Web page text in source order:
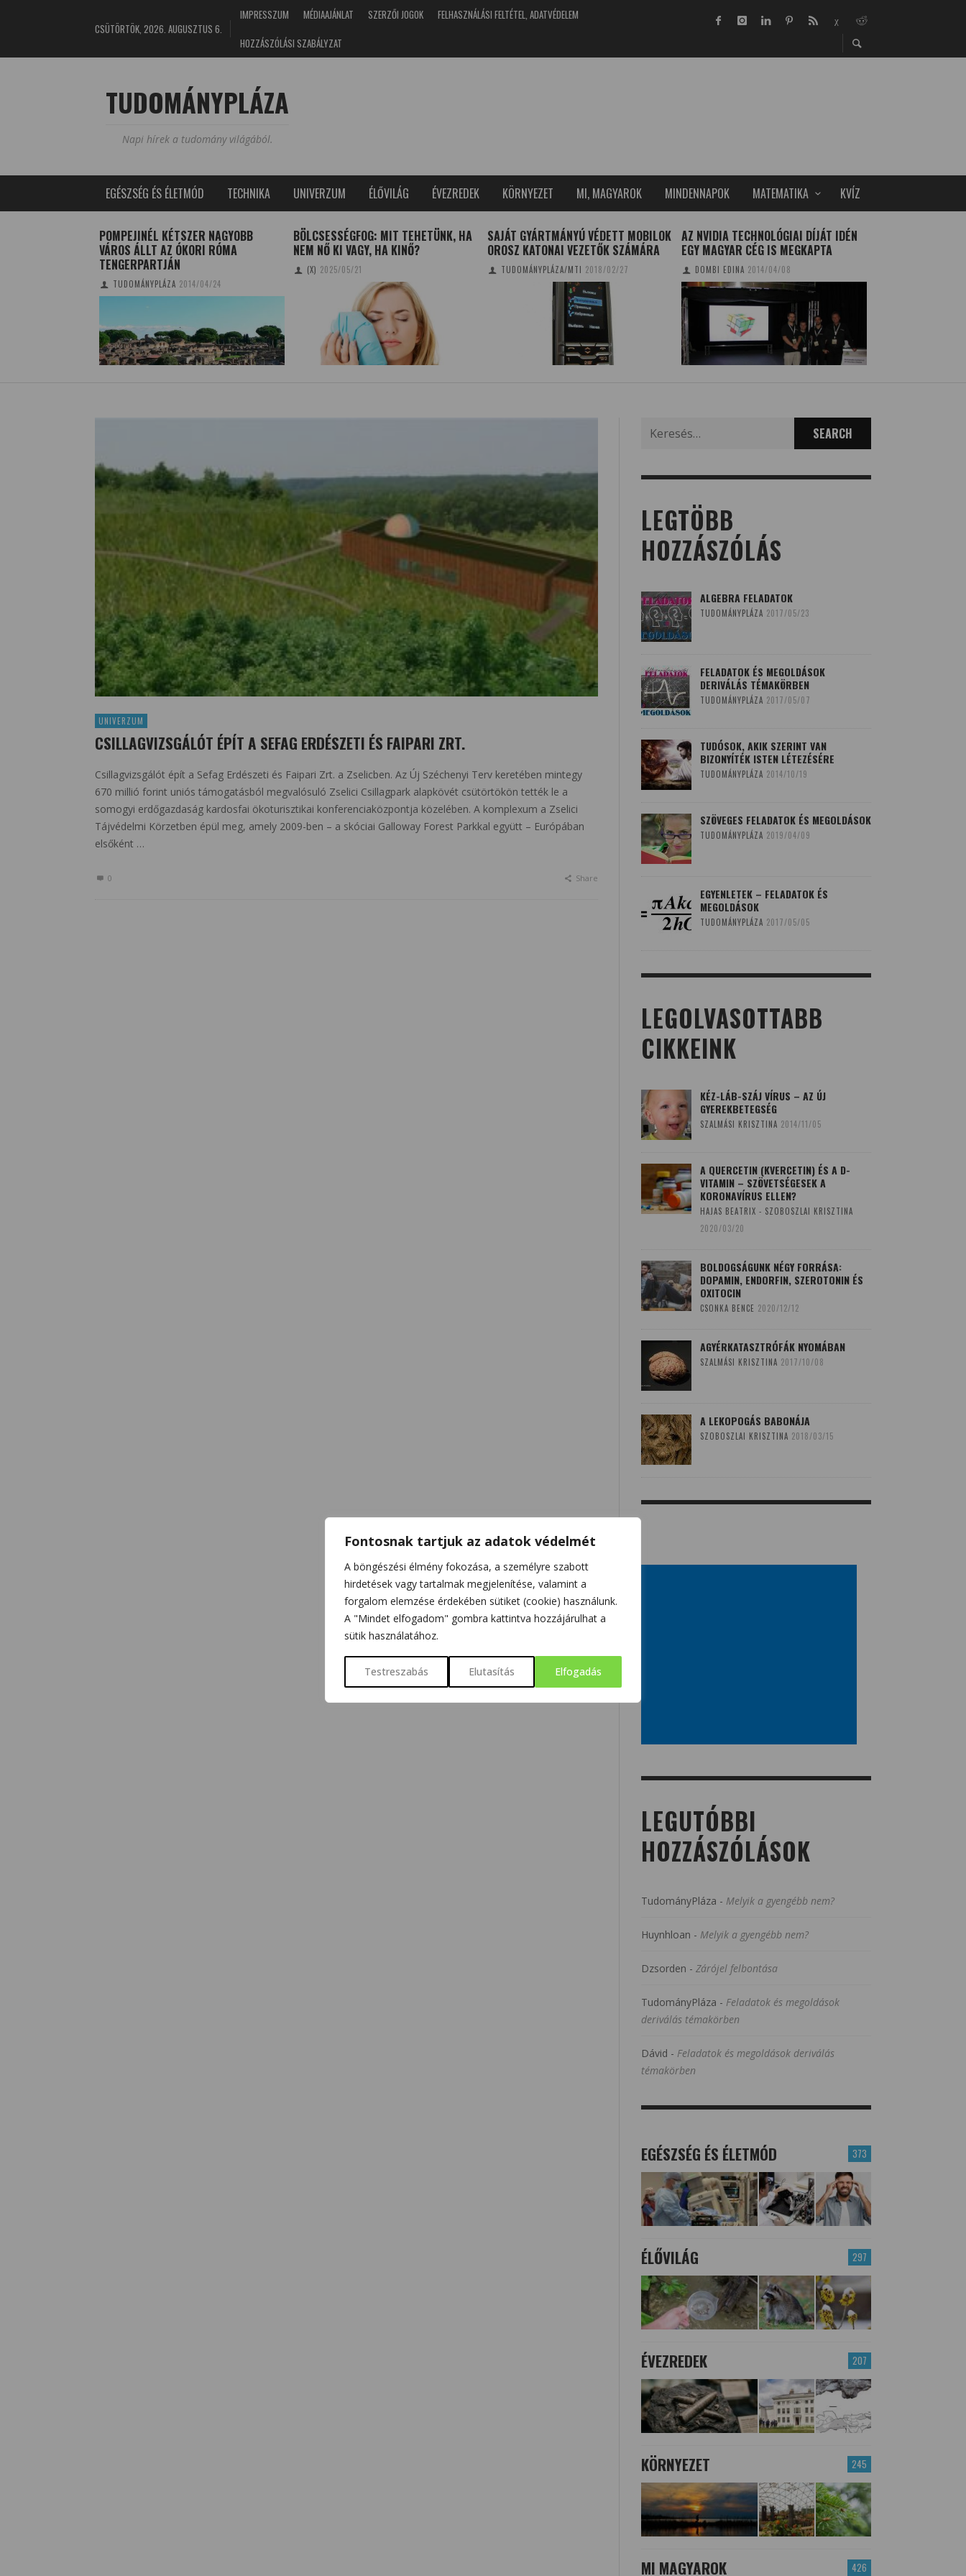
Fontosnak tartjuk az adatok védelmét
A böngészési élmény fokozása, a személyre szabott
hirdetések vagy tartalmak megjelenítése, valamint a
forgalom elemzése érdekében sütiket (cookie) használunk.
A "Mindet elfogadom" gombra kattintva hozzájárulhat a
sütik használatához.
Testreszabás Elutasítás Elfogadás
CSÜTÖRTÖK, 2026. AUGUSZTUS 6.
IMPRESSZUM MÉDIAAJÁNLAT SZERZŐI JOGOK
FELHASZNÁLÁSI FELTÉTEL, ADATVÉDELEM
HOZZÁSZÓLÁSI SZABÁLYZAT
TUDOMÁNYPLÁZA
Napi hírek a tudomány világából.
EGÉSZSÉG ÉS ÉLETMÓD TECHNIKA UNIVERZUM ÉLŐVILÁG ÉVEZREDEK KÖRNYEZET MI, MAGYAROK MINDENNAPOK MATEMATIKA KVÍZ
POMPEJINÉL KÉTSZER NAGYOBB
VÁROS ÁLLT AZ ÓKORI RÓMA
TENGERPARTJÁN
TUDOMÁNYPLÁZA 2014/04/24
BÖLCSESSÉGFOG: MIT TEHETÜNK, HA
NEM NŐ KI VAGY, HA KINŐ?
(X) 2025/05/21
SAJÁT GYÁRTMÁNYÚ VÉDETT MOBILOK
OROSZ KATONAI VEZETŐK SZÁMÁRA
TUDOMÁNYPLÁZA/MTI 2018/02/27
AZ NVIDIA TECHNOLÓGIAI DÍJÁT IDÉN
EGY MAGYAR CÉG IS MEGKAPTA
DOMBI EDINA 2014/04/08
UNIVERZUM
CSILLAGVIZSGÁLÓT ÉPÍT A SEFAG ERDÉSZETI ÉS FAIPARI ZRT.
Csillagvizsgálót épít a Sefag Erdészeti és Faipari Zrt. a Zselicben. Az Új Széchenyi Terv keretében mintegy
670 millió forint uniós támogatásból megvalósuló Zselici Csillagpark alapkövét csütörtökön tették le a
somogyi erdőgazdaság kardosfai ökoturisztikai konferenciaközpontja közelében. A komplexum a Zselici
Tájvédelmi Körzetben épül meg, amely 2009-ben – a skóciai Galloway Forest Parkkal együtt – Európában
elsőként …
0 Share
for:
LEGTÖBB
HOZZÁSZÓLÁS
ALGEBRA FELADATOK
TUDOMÁNYPLÁZA 2017/05/23
FELADATOK ÉS MEGOLDÁSOK
DERIVÁLÁS TÉMAKÖRBEN
TUDOMÁNYPLÁZA 2017/05/07
TUDÓSOK, AKIK SZERINT VAN
BIZONYÍTÉK ISTEN LÉTEZÉSÉRE
TUDOMÁNYPLÁZA 2014/10/19
SZÖVEGES FELADATOK ÉS MEGOLDÁSOK
TUDOMÁNYPLÁZA 2019/04/09
EGYENLETEK – FELADATOK ÉS
MEGOLDÁSOK
TUDOMÁNYPLÁZA 2017/05/05
LEGOLVASOTTABB
CIKKEINK
KÉZ-LÁB-SZÁJ VÍRUS – AZ ÚJ
GYEREKBETEGSÉG
SZALMÁSI KRISZTINA 2014/11/05
A QUERCETIN (KVERCETIN) ÉS A D-
VITAMIN – SZÖVETSÉGESEK A
KORONAVÍRUS ELLEN?
HAJAS BEATRIX - SZOBOSZLAI KRISZTINA
2020/03/20
BOLDOGSÁGUNK NÉGY FORRÁSA:
DOPAMIN, ENDORFIN, SZEROTONIN ÉS
OXITOCIN
CSONKA BENCE 2020/12/12
AGYÉRKATASZTRÓFÁK NYOMÁBAN
SZALMÁSI KRISZTINA 2017/10/08
A LEKOPOGÁS BABONÁJA
SZOBOSZLAI KRISZTINA 2018/03/15
LEGUTÓBBI
HOZZÁSZÓLÁSOK
TudományPláza - Melyik a gyengébb nem?
Huynhloan - Melyik a gyengébb nem?
Dzsorden - Zárójel felbontása
TudományPláza - Feladatok és megoldások
deriválás témakörben
Dávid - Feladatok és megoldások deriválás
témakörben
373
EGÉSZSÉG ÉS ÉLETMÓD
297
ÉLŐVILÁG
207
ÉVEZREDEK
245
KÖRNYEZET
426
MI MAGYAROK